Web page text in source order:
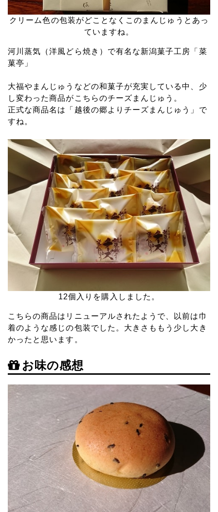
クリーム色の包装がどことなくこのまんじゅうとあっ
ていますね。
河川蒸気（洋風どら焼き）で有名な新潟菓子工房「菜
菓亭」
大福やまんじゅうなどの和菓子が充実している中、少
し変わった商品がこちらのチーズまんじゅう。
正式な商品名は「越後の郷よりチーズまんじゅう」で
すね。
12個入りを購入しました。
こちらの商品はリニューアルされたようで、以前は巾
着のような感じの包装でした。大きさももう少し大き
かったと思います。
お味の感想